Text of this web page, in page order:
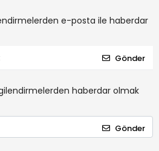
e-posta ile haberdar
Gönder
haberdar olmak
Gönder